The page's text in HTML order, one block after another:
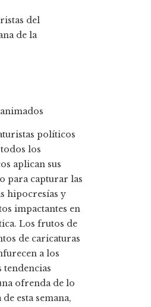
políticos
los
aplican sus
para capturar las
hipocresías y
impactantes en
Los frutos de
de caricaturas
a los
tendencias
ofrenda de lo
esta semana,